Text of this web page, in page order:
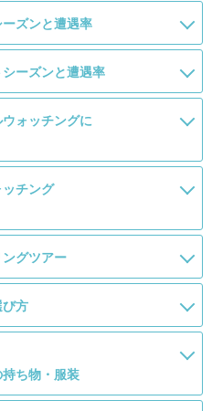
ズンと遭遇率
ーズンと遭遇率
ォッチングに
チング
グツアー
方
ち物・服装